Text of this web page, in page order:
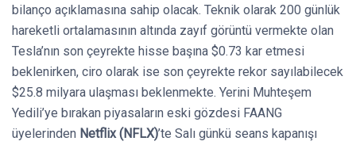
bilanço açıklamasına sahip olacak. Teknik olarak 200 günlük
hareketli ortalamasının altında zayıf görüntü vermekte olan
Tesla’nın son çeyrekte hisse başına $0.73 kar etmesi
beklenirken, ciro olarak ise son çeyrekte rekor sayılabilecek
$25.8 milyara ulaşması beklenmekte. Yerini Muhteşem
Yedili’ye bırakan piyasaların eski gözdesi FAANG
üyelerinden Netflix (NFLX)’te Salı günkü seans kapanışı